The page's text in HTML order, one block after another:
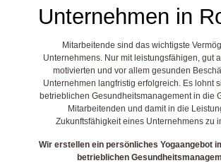
Unternehmen in
Mitarbeitende sind das wichtigste
Unternehmens. Nur mit leistungsfähigen, gut
motivierten und vor allem gesunden
Unternehmen langfristig erfolgreich. Es lohnt
betrieblichen Gesundheitsmanagement in die
Mitarbeitenden und damit in die
Zukunftsfähigkeit eines Unternehmens zu
Wir erstellen ein persönliches Yogaangebot
betrieblichen